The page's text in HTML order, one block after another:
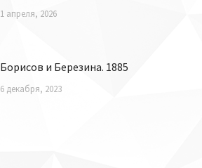
1 апреля, 2026
Борисов и Березина. 1885
6 декабря, 2023